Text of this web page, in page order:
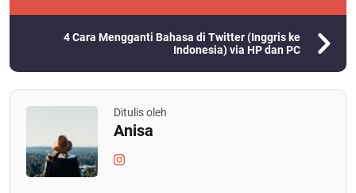
4 Cara Mengganti Bahasa di Twitter (Inggris ke
Indonesia) via HP dan PC
Ditulis oleh
Anisa